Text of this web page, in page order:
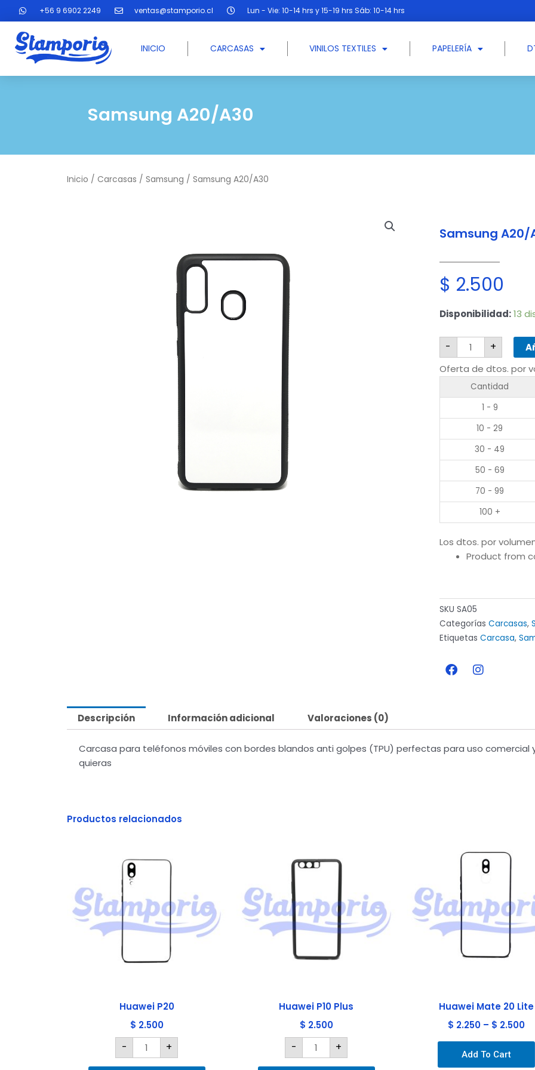
al
contenido
+56 9 6902 2249 ventas@stamporio.cl Lun - Vie: 10-14 hrs y 15-19 hrs Sáb: 10-14 hrs
INICIO CARCASAS VINILOS TEXTILES PAPELERÍA
Samsung A20/A30
Inicio / Carcasas / Samsung / Samsung A20/A30
Samsung A20/
$ 2.500
Disponibilidad:13
-
Samsung
A20/A30
+
Oferta de dtos. por
Cantidad
1 - 9
10 - 29
30 - 49
50 - 69
70 - 99
100 +
Los dtos. por
Product from
SKU SA05
Categorías Carcasas,
Etiquetas Carcasa,
F
a
o
k
I
n
r
a
Descripción Información adicional Valoraciones (0)
Carcasa para teléfonos móviles con bordes blandos anti golpes (TPU) perfectas para uso comercial
quieras
Productos relacionados
Huawei P20
$ 2.500
- +
Huawei P10 Plus
$ 2.500
-
cantidad
+
Huawei Mate 20 Lite
$ 2.250– $ 2.500
Add To Cart